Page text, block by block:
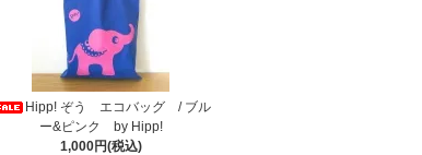
Hipp! ぞう エコバッグ / ブル
ー&ピンク by Hipp!
1,000円(税込)